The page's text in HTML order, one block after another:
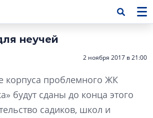
неучей
2 ноября 2017 в 21:00
корпуса проблемного ЖК
будут сданы до конца этого
садиков, школ и